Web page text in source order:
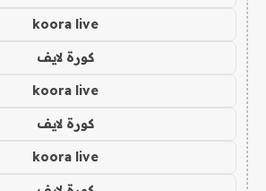
koora live
كورة لايف
koora live
كورة لايف
koora live